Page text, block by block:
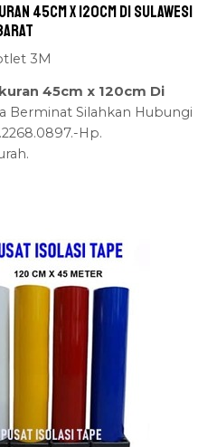
45cm x 120cm Di Sulawesi
3M
45cm x 120cm Di
Berminat Silahkan Hubungi
Hp.